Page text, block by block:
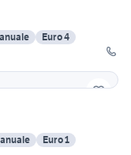
Euro 4
Euro 1